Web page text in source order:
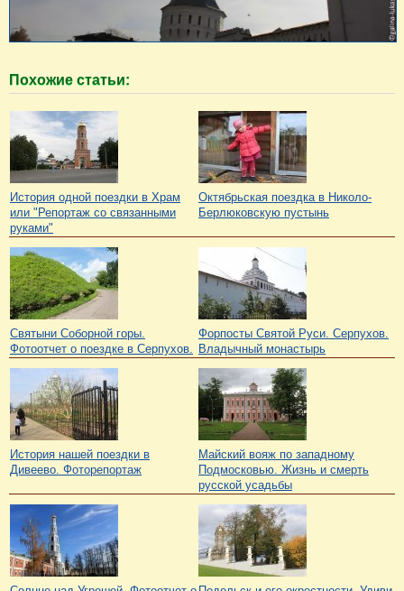
Похожие статьи:
История одной поездки в Храм
или "Репортаж со связанными
руками"
Октябрьская поездка в Николо-
Берлюковскую пустынь
Святыни Соборной горы.
Фотоотчет о поездке в Серпухов.
Форпосты Святой Руси. Серпухов.
Владычный монастырь
История нашей поездки в
Дивеево. Фоторепортаж
Майский вояж по западному
Подмосковью. Жизнь и смерть
русской усадьбы